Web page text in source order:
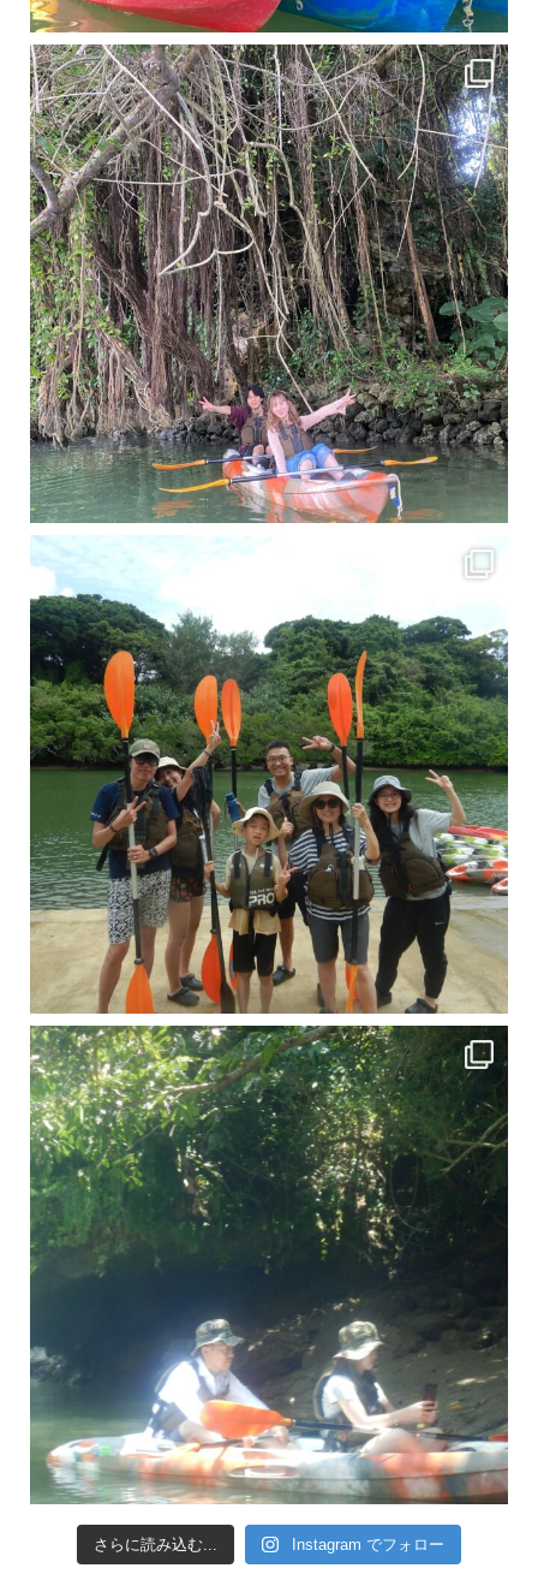
11月となり沖縄も寒くなってきましたが まだまだ沖縄は半袖です
この時期は、修学旅行
梅雨真っ只中の沖縄ですが 今日もカンカンに晴れてくれました！！
今日は満潮だっ
引き潮だったの
さらに読み込む... Instagram でフォロー